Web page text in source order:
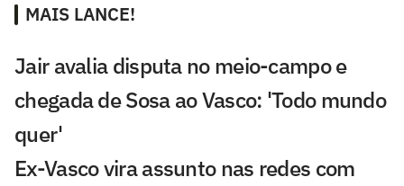
MAIS LANCE!
Jair avalia disputa no meio-campo e
chegada de Sosa ao Vasco: 'Todo mundo
quer'
Ex-Vasco vira assunto nas redes com